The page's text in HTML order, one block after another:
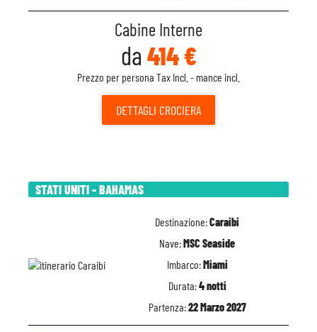
Cabine Interne
da 414 €
Prezzo per persona Tax Incl. - mance incl.
DETTAGLI CROCIERA
STATI UNITI - BAHAMAS
Destinazione:Caraibi
Nave:MSC Seaside
Imbarco:Miami
Durata:4 notti
Partenza:22 Marzo 2027